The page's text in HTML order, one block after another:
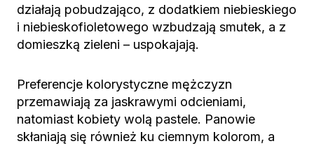
działają pobudzająco, z dodatkiem niebieskiego
i niebieskofioletowego wzbudzają smutek, a z
domieszką zieleni – uspokajają.
Preferencje kolorystyczne mężczyzn
przemawiają za jaskrawymi odcieniami,
natomiast kobiety wolą pastele. Panowie
skłaniają się również ku ciemnym kolorom, a